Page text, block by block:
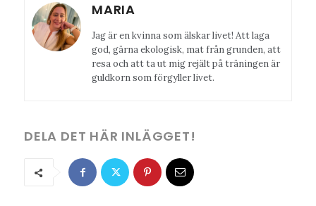
MARIA
Jag är en kvinna som älskar livet! Att laga
god, gärna ekologisk, mat från grunden, att
resa och att ta ut mig rejält på träningen är
guldkorn som förgyller livet.
DELA DET HÄR INLÄGGET!